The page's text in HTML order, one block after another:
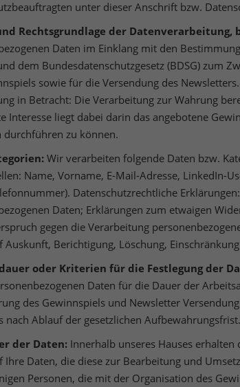
unter dieser Anschrift bzw.
Rechtsgrundlage der
Daten im Einklang mit den
dem Bundesdatenschutzgesetz (BDSG) zum
sowie für die Versendung des
in Betracht: Die Verarbeitung zur Wahrung
Interesse liegt dabei darin das angebotene
durchführen zu können.
Wir verarbeiten folgende Daten bzw.
Name, Vorname, E-Mail-Adresse, LinkedIn-
Datenschutzrechtliche
Daten; Erklärungen zum etwaigen
gegen die Verarbeitung
Auskunft, Berichtigung, Löschung,
oder Kriterien für die Festlegung der
Daten für die Dauer der
des Gewinnspiels und Newsletter
nach Ablauf der gesetzlichen Aufbewahrungsfrist.
der Daten: Innerhalb unseres Hauses
Ihre Daten, die diese zur Bearbeitung und
Personen, die mit der Organisation des
anzuzeigen. Sie tun dies, indem sie Besucher über
Cookie-Informationen anzeigen
(5)
und Social-Media-Plattformen werden standardmäßig
von externen Medien akzeptiert werden, bedarf der Zugriff
Einwilligung mehr.
Cookie-Informationen anzeigen